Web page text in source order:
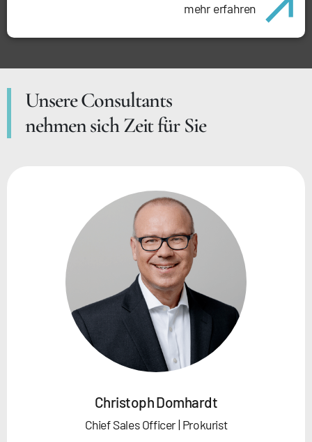
mehr erfahren
Unsere Consultants
nehmen sich Zeit für Sie
Christoph Domhardt
Chief Sales Officer | Prokurist